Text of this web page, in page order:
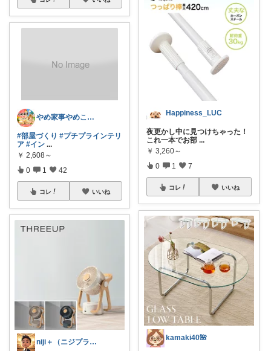
やめ家事やめこ♡一軍インテリア
#部屋づくり #プチプラインテリ
ア #イン ...
￥ 2,608～
0 1 42
コレ いいね
niji＋（ニジプラス）感謝しています
Happiness_LUC
夜更かし中に見つけちゃった！
これ一本でお部 ...
￥ 3,260～
0 1 7
コレ いいね
kamaki40🌺